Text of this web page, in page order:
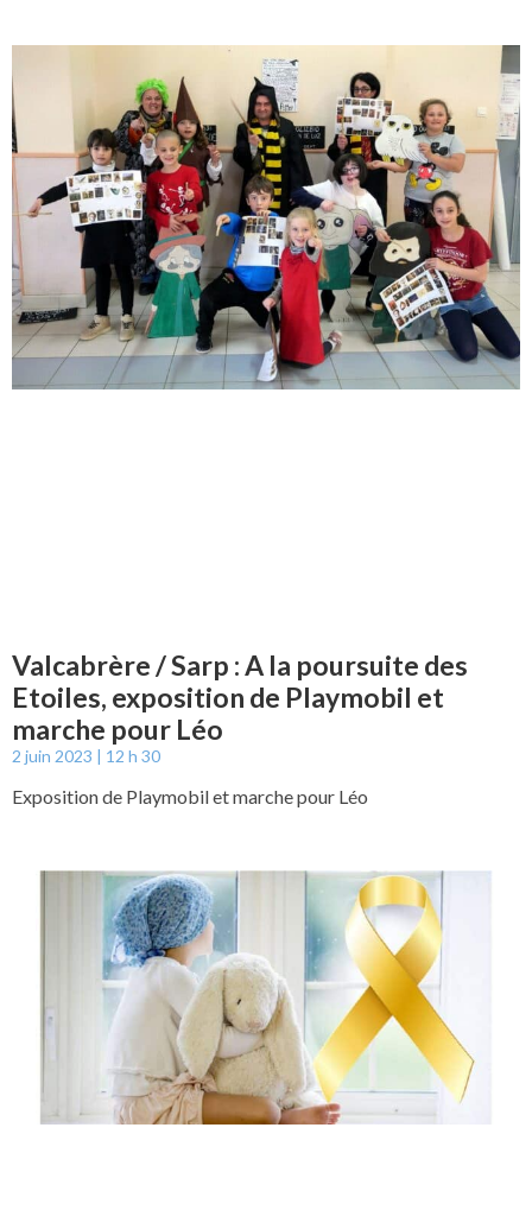
Valcabrère / Sarp : A la poursuite des
Etoiles, exposition de Playmobil et
marche pour Léo
2 juin 2023 12 h 30
Exposition de Playmobil et marche pour Léo